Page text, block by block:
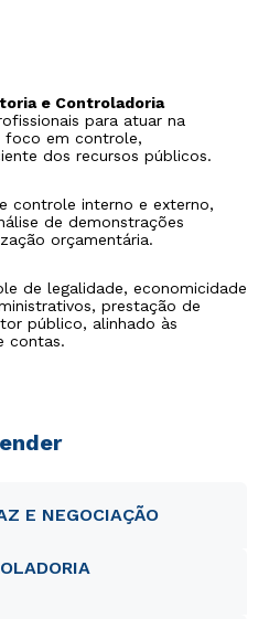
e Controladoria
para atuar na
foco em controle,
dos recursos públicos.
controle interno e externo,
de demonstrações
orçamentária.
de legalidade, economicidade
prestação de
público, alinhado às
contas.
E NEGOCIAÇÃO